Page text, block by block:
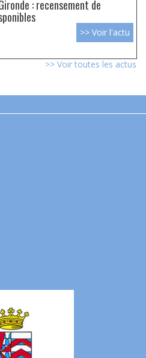
: recensement de
>> Voir l'actu
>> Voir toutes les actus